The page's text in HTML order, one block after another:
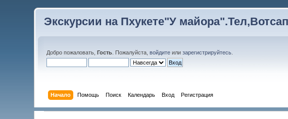
Экскурсии на Пхукете"У
Добро пожаловать,Гость . Пожалуйста,войдите илизарегистрируйтесь
Начало Помощь Поиск Календарь Вход Регистрация